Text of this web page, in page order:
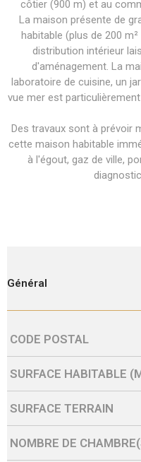
côtier (900 m) et au
La maison présente de
habitable (plus de 200
distribution intérieur
d'aménagement. La
laboratoire de cuisine, un
vue mer est
Des travaux sont à prévoir
cette maison habitable
à l'égout, gaz de ville,
Général
Caractérisque Valeurs
CODE POSTAL
SURFACE HABITABLE
SURFACE TERRAIN
NOMBRE DE